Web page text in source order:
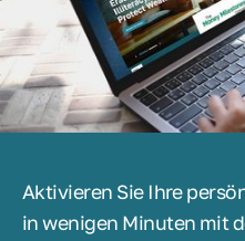
Aktivieren Sie Ihre
in wenigen Minuten mit